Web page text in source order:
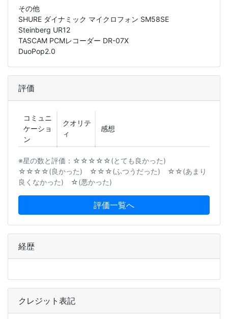
その他
SHURE ダイナミック マイクロフォン SM58SE
Steinberg UR12
TASCAM PCMレコーダー DR-07X
DuoPop2.0
評価
コミュニ
ケーショ
ン
クオリテ
ィ
感想
※星の数と評価：☆☆☆☆☆(とても良かった)
☆☆☆☆(良かった) ☆☆☆(ふつうだった) ☆☆(あまり
良くなかった) ☆(悪かった)
評価一覧へ
経歴
クレジット表記